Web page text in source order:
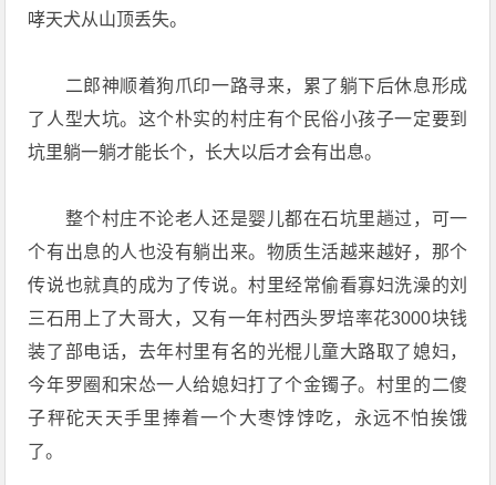
哮天犬从山顶丢失。
二郎神顺着狗爪印一路寻来，累了躺下后休息形成
了人型大坑。这个朴实的村庄有个民俗小孩子一定要到
坑里躺一躺才能长个，长大以后才会有出息。
整个村庄不论老人还是婴儿都在石坑里趟过，可一
个有出息的人也没有躺出来。物质生活越来越好，那个
传说也就真的成为了传说。村里经常偷看寡妇洗澡的刘
三石用上了大哥大，又有一年村西头罗培率花3000块钱
装了部电话，去年村里有名的光棍儿童大路取了媳妇，
今年罗圈和宋怂一人给媳妇打了个金镯子。村里的二傻
子秤砣天天手里捧着一个大枣饽饽吃，永远不怕挨饿
了。